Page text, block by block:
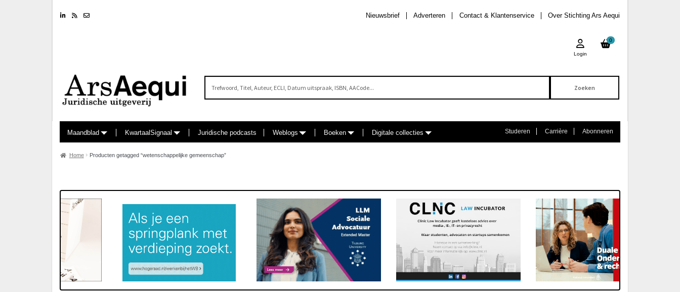
LinkedinRSS feed Over Stichting Ars Aequi
Contact & Klantenservice
Adverteren
Nieuwsbrief
0
Login
Maandblad KwartaalSignaal Juridische podcasts Weblogs Boeken Digitale collecties Studeren Carrière Abonneren
Home Producten getagged “wetenschappelijke gemeenschap”